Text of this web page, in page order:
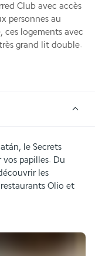
Club avec accès
personnes au
ces logements avec
grand lit double.
le Secrets
papilles. Du
les
Olio et